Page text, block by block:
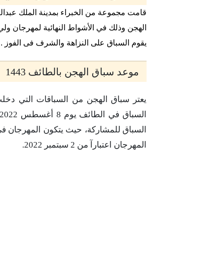
قامت مجموعة من الخبراء بمدينة الملك
الهجن وذلك في الأشواط النهائية لمهرجان
يقوم السباق على النزاهة والشرف فى الفوز .
موعد سباق الهجن بالطائف 1443
يعتر سباق الهجن من السباقات التي
المهرجان اعتبارآ من 2 سبتمبر 2022.